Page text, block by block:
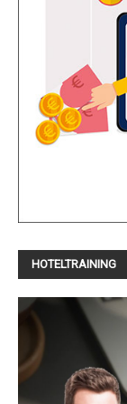
HOTELTRAINING